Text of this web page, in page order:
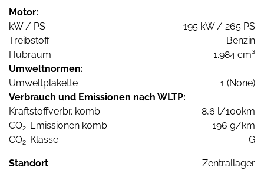
Motor:
kW / PS
195 kW / 265 PS
Treibstoff
Benzin
Hubraum
1.984 cm³
Umweltnormen:
Umweltplakette
1 (None)
Verbrauch und Emissionen nach WLTP:
Kraftstoffverbr. komb.
8,6 l/100km
CO2-Emissionen komb.
196 g/km
CO2-Klasse G
Standort Zentrallager